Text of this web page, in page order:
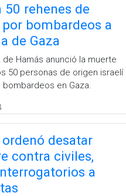
50 rehenes de
bombardeos a
de Gaza
de Hamás anunció la muerte
50 personas de origen israelí
bombardeos en Gaza.
desatar
contra civiles,
a